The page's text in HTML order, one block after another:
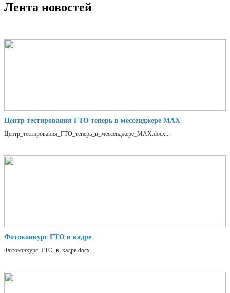
Лента новостей
Центр тестирования ГТО теперь в мессенджере MAX
Центр_тестирования_ГТО_теперь_в_мессенджере_MAX.docx...
Фотоконкурс ГТО в кадре
Фотоконкурс_ГТО_в_кадре.docx...